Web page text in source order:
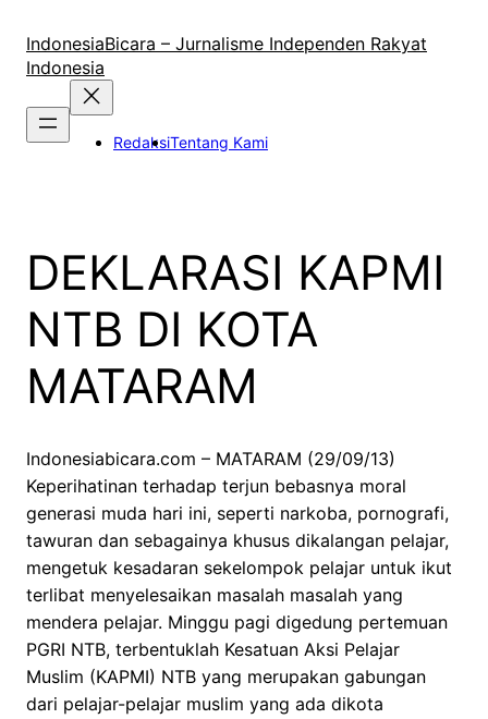
konten
IndonesiaBicara – Jurnalisme Independen Rakyat
Indonesia
RedaksiTentang Kami
DEKLARASI KAPMI
NTB DI KOTA
MATARAM
Indonesiabicara.com – MATARAM (29/09/13)
Keperihatinan terhadap terjun bebasnya moral
generasi muda hari ini, seperti narkoba, pornografi,
tawuran dan sebagainya khusus dikalangan pelajar,
mengetuk kesadaran sekelompok pelajar untuk ikut
terlibat menyelesaikan masalah masalah yang
mendera pelajar. Minggu pagi digedung pertemuan
PGRI NTB, terbentuklah Kesatuan Aksi Pelajar
Muslim (KAPMI) NTB yang merupakan gabungan
dari pelajar-pelajar muslim yang ada dikota